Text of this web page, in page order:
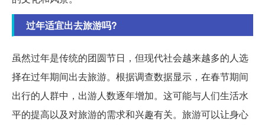
过年适宜出去旅游吗?
虽然过年是传统的团圆节日，但现代社会越来越多的人选
择在过年期间出去旅游。根据调查数据显示，在春节期间
出行的人群中，出游人数逐年增加。这可能与人们生活水
平的提高以及对旅游的需求和兴趣有关。旅游可以让身心